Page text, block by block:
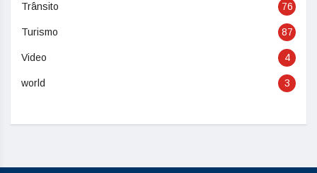
Trânsito 76
Turismo 87
Video 4
world 3